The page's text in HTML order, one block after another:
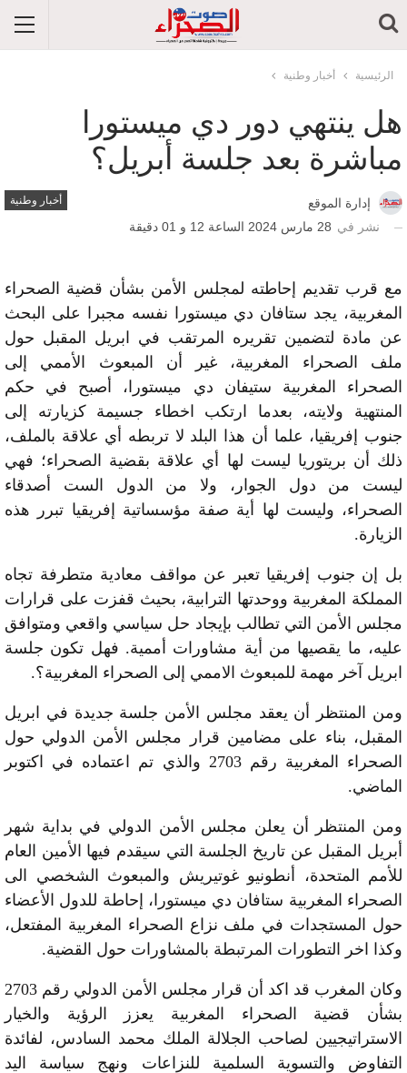
الرئيسية أخبار وطنية
هل ينتهي دور دي ميستورا
مباشرة بعد جلسة أبريل؟
أخبار وطنية
إدارة الموقع
نشر في 28 مارس 2024 الساعة 12 و 01 دقيقة
مع قرب تقديم إحاطته لمجلس الأمن بشأن قضية الصحراء
المغربية، يجد ستافان دي ميستورا نفسه مجبرا على البحث
عن مادة لتضمين تقريره المرتقب في ابريل المقبل حول
ملف الصحراء المغربية، غير أن المبعوث الأممي إلى
الصحراء المغربية ستيفان دي ميستورا، أصبح في حكم
المنتهية ولايته، بعدما ارتكب اخطاء جسيمة كزيارته إلى
جنوب إفريقيا، علما أن هذا البلد لا تربطه أي علاقة بالملف،
ذلك أن بريتوريا ليست لها أي علاقة بقضية الصحراء؛ فهي
ليست من دول الجوار، ولا من الدول الست أصدقاء
الصحراء، وليست لها أية صفة مؤسساتية إفريقيا تبرر هذه
الزيارة.
بل إن جنوب إفريقيا تعبر عن مواقف معادية متطرفة تجاه
المملكة المغربية ووحدتها الترابية، بحيث قفزت على قرارات
مجلس الأمن التي تطالب بإيجاد حل سياسي واقعي ومتوافق
عليه، ما يقصيها من أية مشاورات أممية. فهل تكون جلسة
ابريل آخر مهمة للمبعوث الاممي إلى الصحراء المغربية؟.
ومن المنتظر أن يعقد مجلس الأمن جلسة جديدة في ابريل
المقبل، بناء على مضامين قرار مجلس الأمن الدولي حول
الصحراء المغربية رقم 2703 والذي تم اعتماده في اكتوبر
الماضي.
ومن المنتظر أن يعلن مجلس الأمن الدولي في بداية شهر
أبريل المقبل عن تاريخ الجلسة التي سيقدم فيها الأمين العام
للأمم المتحدة، أنطونيو غوتيريش والمبعوث الشخصي الى
الصحراء المغربية ستافان دي ميستورا، إحاطة للدول الأعضاء
حول المستجدات في ملف نزاع الصحراء المغربية المفتعل،
وكذا اخر التطورات المرتبطة بالمشاورات حول القضية.
وكان المغرب قد اكد أن قرار مجلس الأمن الدولي رقم 2703
بشأن قضية الصحراء المغربية يعزز الرؤية والخيار
الاستراتيجيين لصاحب الجلالة الملك محمد السادس، لفائدة
التفاوض والتسوية السلمية للنزاعات ونهج سياسة اليد